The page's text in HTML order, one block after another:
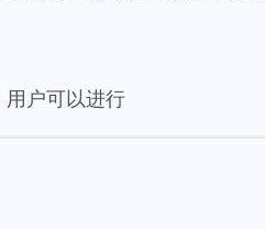
用户可以进行